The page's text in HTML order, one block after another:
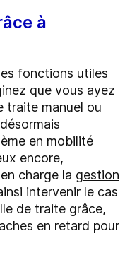
à
fonctions utiles
que vous ayez
traite manuel ou
en mobilité
encore,
charge la gestion
intervenir le cas
de traite grâce,
en retard pour